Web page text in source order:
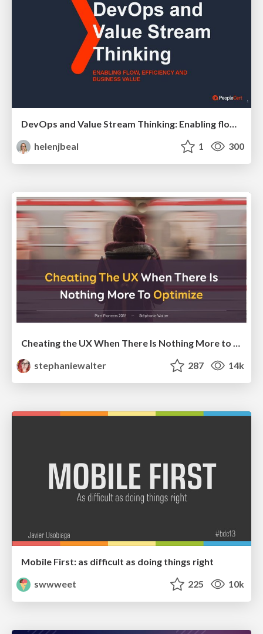
DevOps and Value Stream Thinking: Enabling flow, efficiency and business value
helenjbeal
1 300
Cheating the UX When There Is Nothing More to Optimize - PixelPioneers
stephaniewalter
287 14k
Mobile First: as difficult as doing things right
swwweet
225 10k